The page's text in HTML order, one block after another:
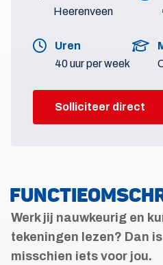
Heerenveen
Uren
40 uur per week
Solliciteer direct
Werk jij nauwkeurig en
tekeningen lezen? Dan
misschien iets voor jou.